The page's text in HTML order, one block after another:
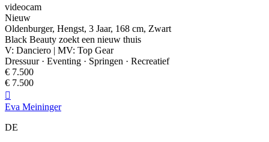
videocam
Nieuw
Oldenburger, Hengst, 3 Jaar, 168 cm, Zwart
Black Beauty zoekt een nieuw thuis
V: Danciero | MV: Top Gear
Dressuur · Eventing · Springen · Recreatief
€ 7.500
€ 7.500

Eva Meininger
DE